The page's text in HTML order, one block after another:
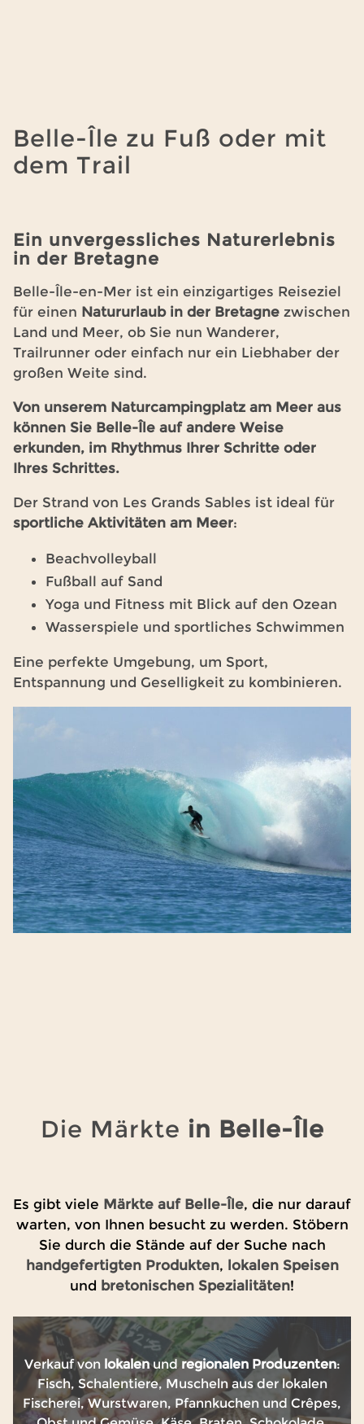
Meereswinde, um Belle-Île auf andere
Weise zu entdecken.
Sie.
Ein Aufenthalt auf dem Campingplatz Les
Grands Sables bedeutet, dass Sie nur wenige
Schritte von einem der schönsten Strände von
Belle-Île entfernt sind.
Belle-Île zu Fuß oder mit
dem Trail
Ein unvergessliches Naturerlebnis
in der Bretagne
Belle-Île-en-Mer ist ein einzigartiges Reiseziel
für einen Natururlaub in der Bretagne zwischen
Land und Meer, ob Sie nun Wanderer,
Trailrunner oder einfach nur ein Liebhaber der
großen Weite sind.
Von unserem Naturcampingplatz am Meer aus
können Sie Belle-Île auf andere Weise
erkunden, im Rhythmus Ihrer Schritte oder
Ihres Schrittes.
Der Strand von Les Grands Sables ist ideal für
sportliche Aktivitäten am Meer:
Beachvolleyball
Fußball auf Sand
Yoga und Fitness mit Blick auf den Ozean
Wasserspiele und sportliches Schwimmen
Eine perfekte Umgebung, um Sport,
Entspannung und Geselligkeit zu kombinieren.
Die Märkte in Belle-Île
Es gibt viele Märkte auf Belle-Île, die nur darauf
warten, von Ihnen besucht zu werden. Stöbern
Sie durch die Stände auf der Suche nach
handgefertigten Produkten, lokalen Speisen
und bretonischen Spezialitäten!
Verkauf von lokalenund regionalen Produzenten:
Fisch, Schalentiere, Muscheln aus der lokalen
Fischerei, Wurstwaren, Pfannkuchen und Crêpes,